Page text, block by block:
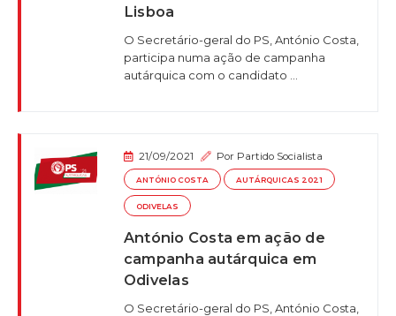
Lisboa
O Secretário-geral do PS, António Costa,
participa numa ação de campanha
autárquica com o candidato ...
21/09/2021 Por Partido Socialista
ANTÓNIO COSTA AUTÁRQUICAS 2021
ODIVELAS
António Costa em ação de
campanha autárquica em
Odivelas
O Secretário-geral do PS, António Costa,